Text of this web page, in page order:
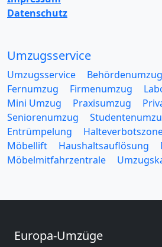
Datenschutz
Umzugsservice
Umzugsservice Behördenumzug
Fernumzug
Firmenumzug
Mini Umzug
Praxisumzug
Seniorenumzug
Entrümpelung
Möbellift
Haushaltsauflösung
Möbelmitfahrzentrale
Europa-Umzüge